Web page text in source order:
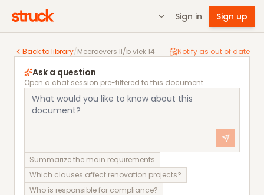
Sign in Sign up
Back to library/Meeroevers II/b vlek 14 Notify as out of date
Meeroevers II/b vlek 14
Ask a question
Open a chat session pre-filtered to this document.
Summarize the main requirements
Which clauses affect renovation projects?
Who is responsible for compliance?